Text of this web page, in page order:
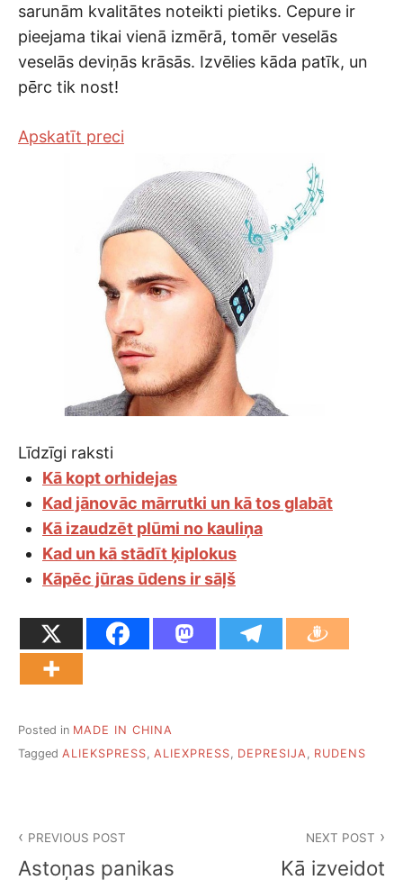
sarunām kvalitātes noteikti pietiks. Cepure ir
pieejama tikai vienā izmērā, tomēr veselās
veselās deviņās krāsās. Izvēlies kāda patīk, un
pērc tik nost!
Apskatīt preci
Līdzīgi raksti
Kā kopt orhidejas
Kad jānovāc mārrutki un kā tos glabāt
Kā izaudzēt plūmi no kauliņa
Kad un kā stādīt ķiplokus
Kāpēc jūras ūdens ir sāļš
Posted in MADE IN CHINA
Tagged ALIEKSPRESS, ALIEXPRESS, DEPRESIJA, RUDENS
izvēlne
PREVIOUS POST
Astoņas panikas
NEXT POST
Kā izveidot